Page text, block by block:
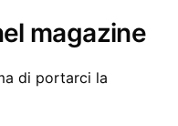
magazine
di portarci la